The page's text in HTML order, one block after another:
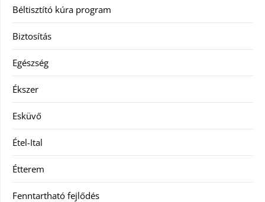
Béltisztító kúra program
Biztosítás
Egészség
Ékszer
Esküvő
Étel-Ital
Étterem
Fenntartható fejlődés